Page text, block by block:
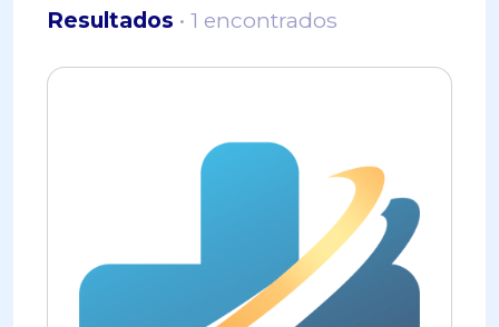
Resultados • 1 encontrados